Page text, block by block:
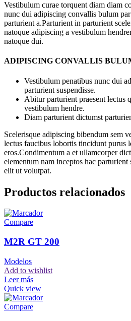
Vestibulum curae torquent diam diam
nunc dui adipiscing convallis bulum
parturient a.Parturient in parturient
natoque adipiscing a vestibulum
natoque dui.
ADIPISCING CONVALLIS
Vestibulum penatibus nunc dui
parturient suspendisse.
Abitur parturient praesent lectus
vestibulum hendre.
Diam parturient dictumst
Scelerisque adipiscing bibendum sem
lectus faucibus lobortis tincidunt purus
eros.Condimentum a et ullamcorper
elementum nam inceptos hac
elit ut volutpat.
Productos relacionados
Compare
M2R GT 200
Modelos
Add to wishlist
Leer más
Quick view
Compare